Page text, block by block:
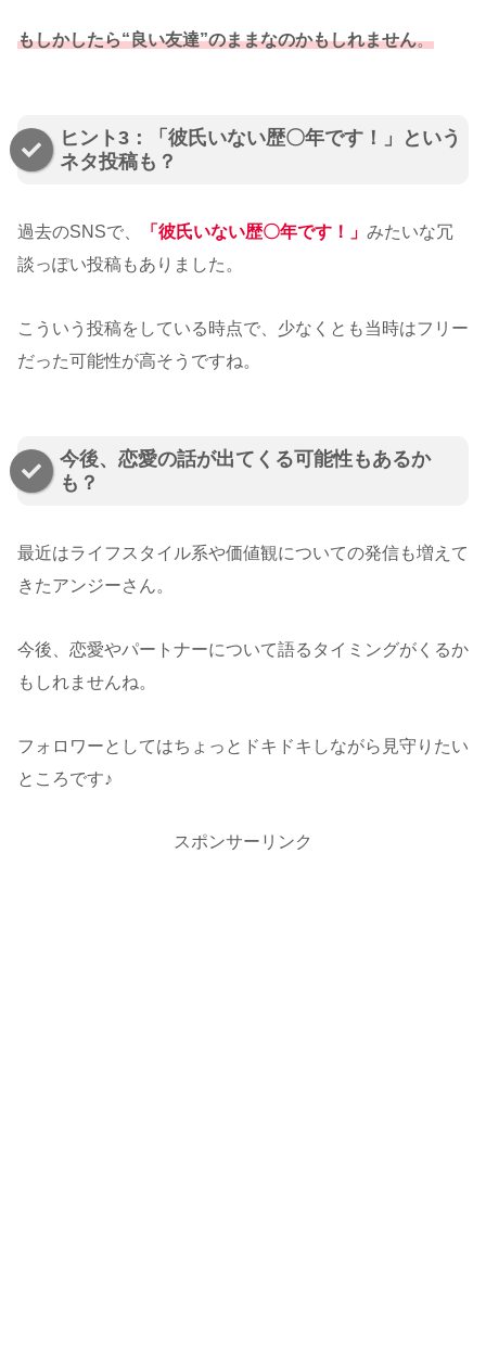
もしかしたら“良い友達”のままなのかもしれません。
ヒント3：「彼氏いない歴〇年です！」という
ネタ投稿も？
過去のSNSで、 「 彼氏いない歴〇年です！ 」 みたいな冗
談っぽい投稿もありました。
こういう投稿をしている時点で、少なくとも当時はフリー
だった可能性が高そうですね。
今後、恋愛の話が出てくる可能性もあるか
も？
最近はライフスタイル系や価値観についての発信も増えて
きたアンジーさん。
今後、恋愛やパートナーについて語るタイミングがくるか
もしれませんね。
フォロワーとしてはちょっとドキドキしながら見守りたい
ところです♪
スポンサーリンク